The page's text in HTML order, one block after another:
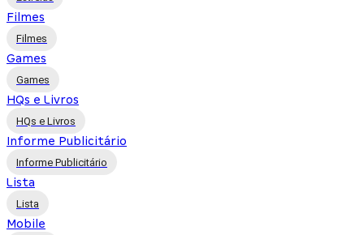
Filmes
Filmes
Games
Games
HQs e Livros
HQs e Livros
Informe Publicitário
Informe Publicitário
Lista
Lista
Mobile